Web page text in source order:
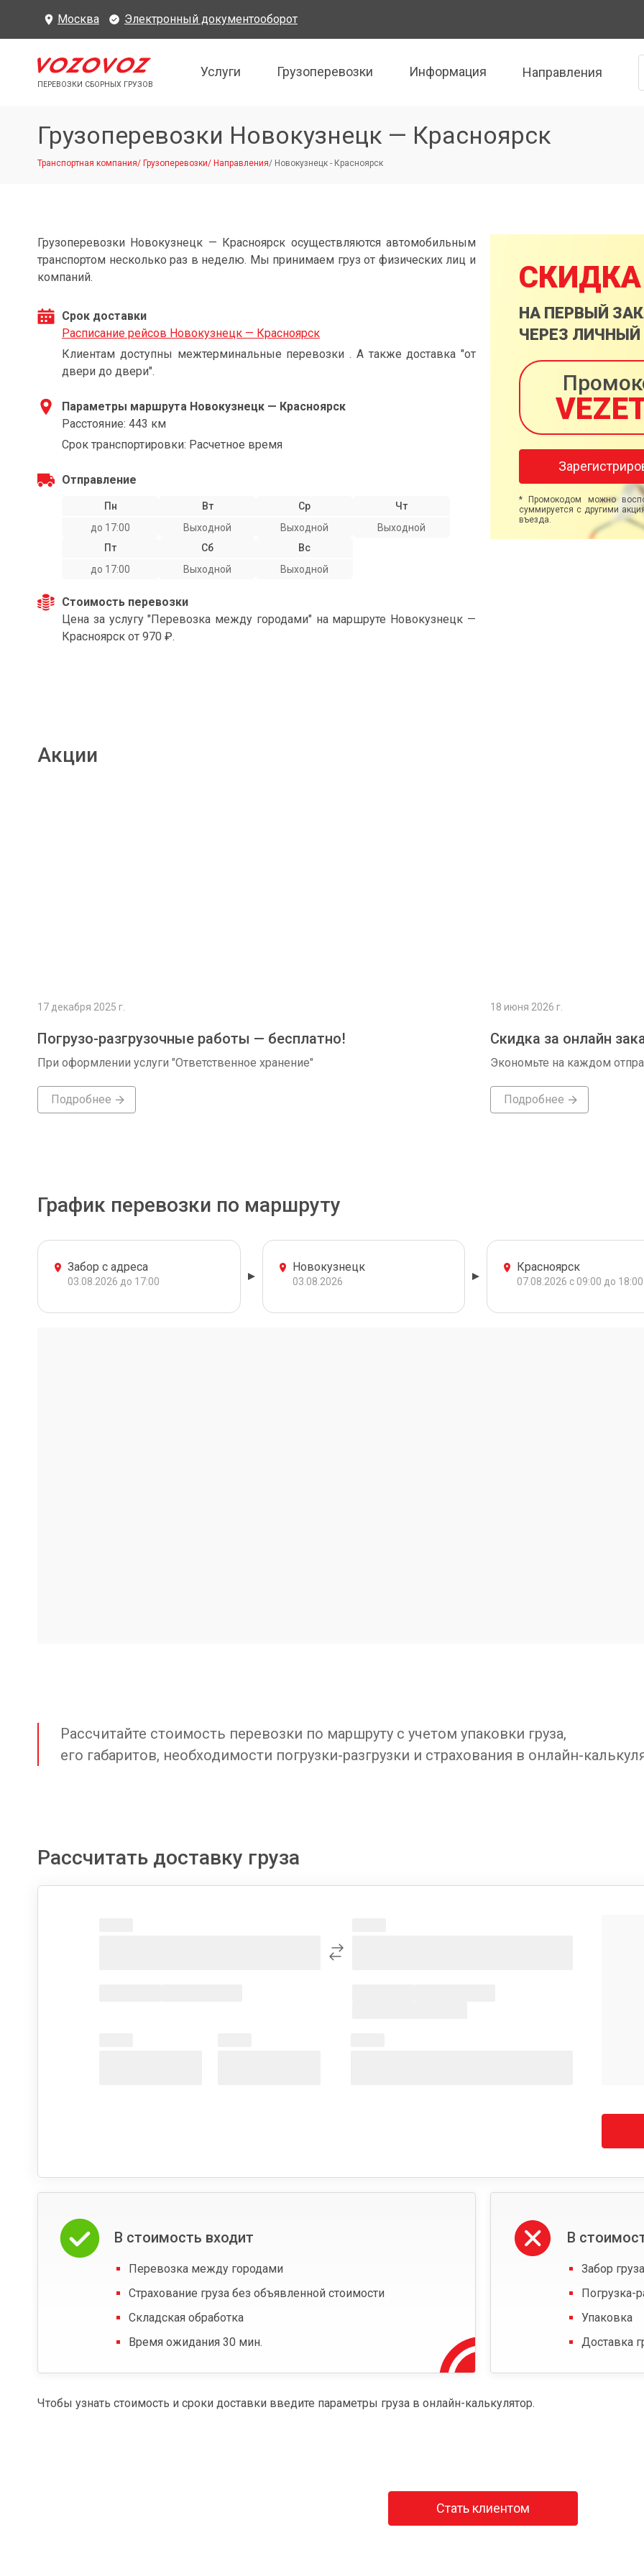
Москва Электронный документооборот
ПЕРЕВОЗКИ СБОРНЫХ ГРУЗОВ
Услуги Грузоперевозки Информация Направления
Грузоперевозки Новокузнецк — Красноярск
Транспортная компания/ Грузоперевозки/ Направления/ Новокузнецк - Красноярск
Грузоперевозки Новокузнецк — Красноярск осуществляются автомобильным
транспортом несколько раз в неделю. Мы принимаем груз от физических лиц и
компаний.
Срок доставки
Расписание рейсов Новокузнецк — Красноярск
Клиентам доступны межтерминальные перевозки . А также доставка "от
двери до двери".
Параметры маршрута Новокузнецк — Красноярск
Расстояние: 443 км
Срок транспортировки: Расчетное время
Отправление
Пн
до 17:00
Вт
Выходной
Ср
Выходной
Чт
Выходной
Пт
до 17:00
Сб
Выходной
Вс
Выходной
Стоимость перевозки
Цена за услугу "Перевозка между городами" на маршруте Новокузнецк —
Красноярск от 970 ₽.
СКИДКА
НА ПЕРВЫЙ
ЧЕРЕЗ ЛИЧНЫЙ
* Промокодом можно
суммируется с другими
въезда.
Акции
17 декабря 2025 г.
Погрузо-разгрузочные работы — бесплатно!
При оформлении услуги "Ответственное хранение"
Подробнее
18 июня 2026 г.
Скидка за онлайн
Экономьте на каждом
Подробнее
График перевозки по маршруту
Забор с адреса
03.08.2026 до 17:00
Новокузнецк
03.08.2026
Красноярск
07.08.2026 с 09:00 до 18:00
Рассчитайте стоимость перевозки по маршруту с учетом упаковки груза,
его габаритов, необходимости погрузки-разгрузки и страхования в онлайн-
Рассчитать доставку груза
В стоимость входит
Перевозка между городами
Страхование груза без объявленной стоимости
Складская обработка
Время ожидания 30 мин.
В
Забор
Погрузка-
Упаковка
Доставка
Чтобы узнать стоимость и сроки доставки введите параметры груза в онлайн-калькулятор.
Стать клиентом